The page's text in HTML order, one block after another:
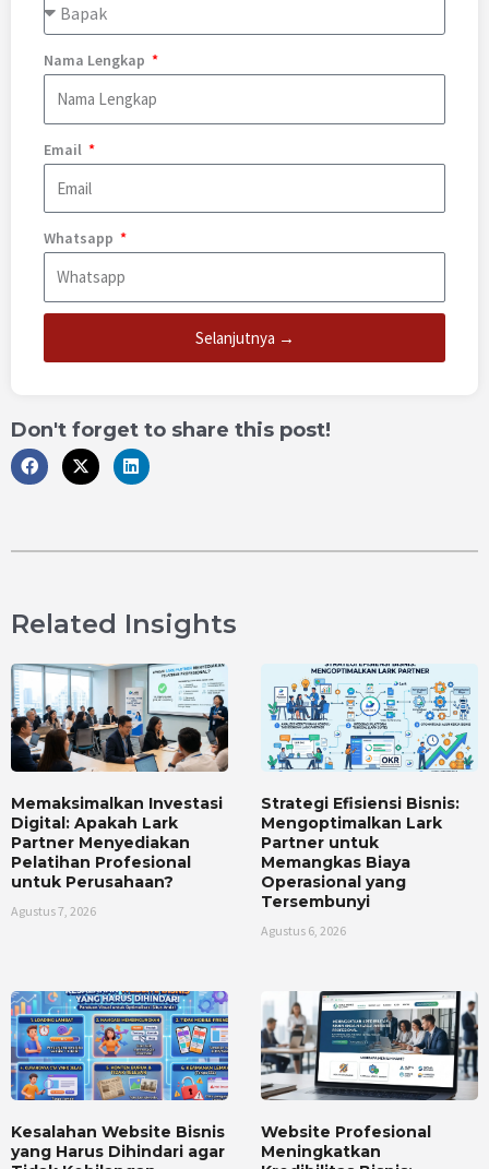
Nama Lengkap
Email
Whatsapp
Selanjutnya →
Don't forget to share this post!
Related Insights
Memaksimalkan Investasi
Digital: Apakah Lark
Partner Menyediakan
Pelatihan Profesional
untuk Perusahaan?
Agustus 7, 2026
Strategi Efisiensi Bisnis:
Mengoptimalkan Lark
Partner untuk
Memangkas Biaya
Operasional yang
Tersembunyi
Agustus 6, 2026
Kesalahan Website Bisnis
yang Harus Dihindari agar
Website Profesional
Meningkatkan